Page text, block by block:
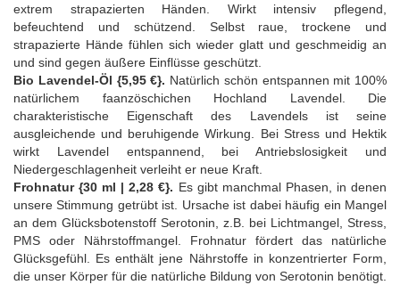
extrem strapazierten Händen. Wirkt intensiv pflegend,
befeuchtend und schützend. Selbst raue, trockene und
strapazierte Hände fühlen sich wieder glatt und geschmeidig an
und sind gegen äußere Einflüsse geschützt.
Bio Lavendel-Öl {5,95 €}. Natürlich schön entspannen mit 100%
natürlichem faanzöschichen Hochland Lavendel. Die
charakteristische Eigenschaft des Lavendels ist seine
ausgleichende und beruhigende Wirkung. Bei Stress und Hektik
wirkt Lavendel entspannend, bei Antriebslosigkeit und
Niedergeschlagenheit verleiht er neue Kraft.
Frohnatur {30 ml | 2,28 €}. Es gibt manchmal Phasen, in denen
unsere Stimmung getrübt ist. Ursache ist dabei häufig ein Mangel
an dem Glücksbotenstoff Serotonin, z.B. bei Lichtmangel, Stress,
PMS oder Nährstoffmangel. Frohnatur fördert das natürliche
Glücksgefühl. Es enthält jene Nährstoffe in konzentrierter Form,
die unser Körper für die natürliche Bildung von Serotonin benötigt.